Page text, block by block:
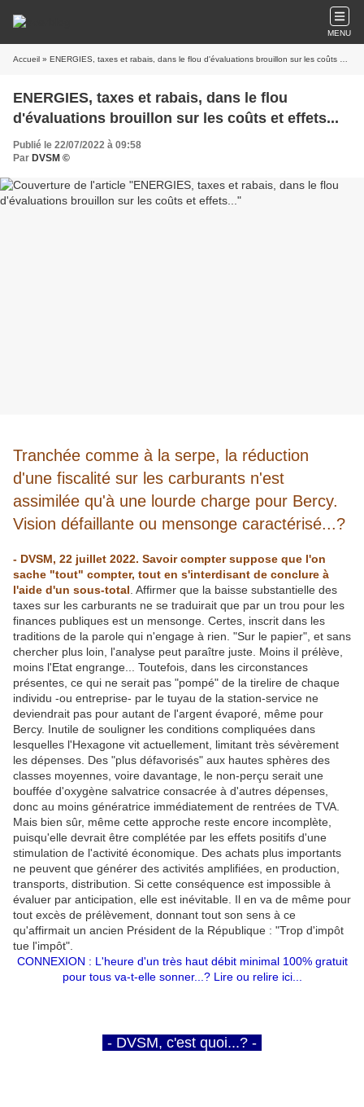
MENU
Accueil » ENERGIES, taxes et rabais, dans le flou d'évaluations brouillon sur les coûts et effets...
ENERGIES, taxes et rabais, dans le flou
d'évaluations brouillon sur les coûts et effets...
Publié le 22/07/2022 à 09:58
Par DVSM ©
Tranchée comme à la serpe, la réduction
d'une fiscalité sur les carburants n'est
assimilée qu'à une lourde charge pour Bercy.
Vision défaillante ou mensonge caractérisé...?
- DVSM, 22 juillet 2022. Savoir compter suppose que l'on
sache "tout" compter, tout en s'interdisant de conclure à
l'aide d'un sous-total . Affirmer que la baisse substantielle des
taxes sur les carburants ne se traduirait que par un trou pour les
finances publiques est un mensonge. Certes, inscrit dans les
traditions de la parole qui n'engage à rien. "Sur le papier", et sans
chercher plus loin, l'analyse peut paraître juste. Moins il prélève,
moins l'Etat engrange... Toutefois, dans les circonstances
présentes, ce qui ne serait pas "pompé" de la tirelire de chaque
individu -ou entreprise- par le tuyau de la station-service ne
deviendrait pas pour autant de l'argent évaporé, même pour
Bercy. Inutile de souligner les conditions compliquées dans
lesquelles l'Hexagone vit actuellement, limitant très sévèrement
les dépenses. Des "plus défavorisés" aux hautes sphères des
classes moyennes, voire davantage, le non-perçu serait une
bouffée d'oxygène salvatrice consacrée à d'autres dépenses,
donc au moins génératrice immédiatement de rentrées de TVA.
Mais bien sûr, même cette approche reste encore incomplète,
puisqu'elle devrait être complétée par les effets positifs d'une
stimulation de l'activité économique. Des achats plus importants
ne peuvent que générer des activités amplifiées, en production,
transports, distribution. Si cette conséquence est impossible à
évaluer par anticipation, elle est inévitable. Il en va de même pour
tout excès de prélèvement, donnant tout son sens à ce
qu'affirmait un ancien Président de la République : "Trop d'impôt
tue l'impôt".
CONNEXION : L'heure d'un très haut débit minimal 100% gratuit
pour tous va-t-elle sonner...? Lire ou relire ici...
- DVSM, c'est quoi...? -